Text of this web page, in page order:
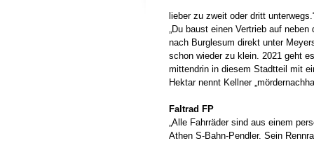
lieber zu zweit oder dritt
„Du baust einen Vertrieb auf
nach Burglesum direkt unter
schon wieder zu klein. 2021 geht
mittendrin in diesem Stadtteil mit
Hektar nennt Kellner
Faltrad FP
„Alle Fahrräder sind aus einem
Athen S-Bahn-Pendler. Sein